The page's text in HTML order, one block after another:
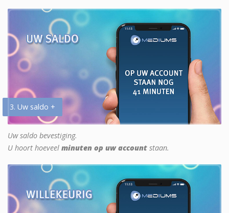
3. Uw saldo +
Uw saldo bevestiging.
U hoort hoeveel minuten op uw account staan.